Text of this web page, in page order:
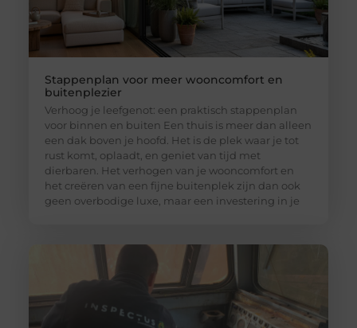
Stappenplan voor meer wooncomfort en
buitenplezier
Verhoog je leefgenot: een praktisch stappenplan
voor binnen en buiten Een thuis is meer dan alleen
een dak boven je hoofd. Het is de plek waar je tot
rust komt, oplaadt, en geniet van tijd met
dierbaren. Het verhogen van je wooncomfort en
het creëren van een fijne buitenplek zijn dan ook
geen overbodige luxe, maar een investering in je